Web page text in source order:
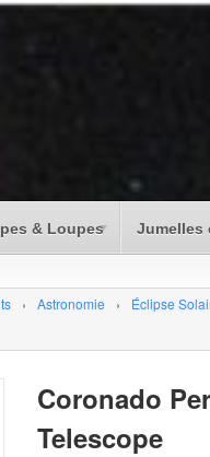
& Loupes Jumelles
› Astronomie ›
Éclipse
Coronado
Telescope